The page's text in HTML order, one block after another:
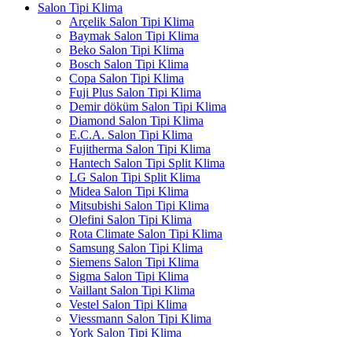
Salon Tipi Klima
Arçelik Salon Tipi Klima
Baymak Salon Tipi Klima
Beko Salon Tipi Klima
Bosch Salon Tipi Klima
Copa Salon Tipi Klima
Fuji Plus Salon Tipi Klima
Demir döküm Salon Tipi Klima
Diamond Salon Tipi Klima
E.C.A. Salon Tipi Klima
Fujitherma Salon Tipi Klima
Hantech Salon Tipi Split Klima
LG Salon Tipi Split Klima
Midea Salon Tipi Klima
Mitsubishi Salon Tipi Klima
Olefini Salon Tipi Klima
Rota Climate Salon Tipi Klima
Samsung Salon Tipi Klima
Siemens Salon Tipi Klima
Sigma Salon Tipi Klima
Vaillant Salon Tipi Klima
Vestel Salon Tipi Klima
Viessmann Salon Tipi Klima
York Salon Tipi Klima